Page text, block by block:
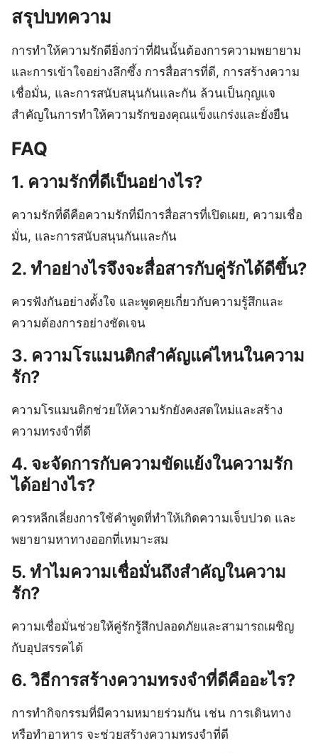
สรุปบทความ
การทำให้ความรักดียิ่งกว่าที่ฝันนั้นต้องการความพยายาม
และการเข้าใจอย่างลึกซึ้ง การสื่อสารที่ดี, การสร้างความ
เชื่อมั่น, และการสนับสนุนกันและกัน ล้วนเป็นกุญแจ
สำคัญในการทำให้ความรักของคุณแข็งแกร่งและยั่งยืน
FAQ
1. ความรักที่ดีเป็นอย่างไร?
ความรักที่ดีคือความรักที่มีการสื่อสารที่เปิดเผย, ความเชื่อ
มั่น, และการสนับสนุนกันและกัน
2. ทำอย่างไรจึงจะสื่อสารกับคู่รักได้ดีขึ้น?
ควรฟังกันอย่างตั้งใจ และพูดคุยเกี่ยวกับความรู้สึกและ
ความต้องการอย่างชัดเจน
3. ความโรแมนติกสำคัญแค่ไหนในความ
รัก?
ความโรแมนติกช่วยให้ความรักยังคงสดใหม่และสร้าง
ความทรงจำที่ดี
4. จะจัดการกับความขัดแย้งในความรัก
ได้อย่างไร?
ควรหลีกเลี่ยงการใช้คำพูดที่ทำให้เกิดความเจ็บปวด และ
พยายามหาทางออกที่เหมาะสม
5. ทำไมความเชื่อมั่นถึงสำคัญในความ
รัก?
ความเชื่อมั่นช่วยให้คู่รักรู้สึกปลอดภัยและสามารถเผชิญ
กับอุปสรรคได้
6. วิธีการสร้างความทรงจำที่ดีคืออะไร?
การทำกิจกรรมที่มีความหมายร่วมกัน เช่น การเดินทาง
หรือทำอาหาร จะช่วยสร้างความทรงจำที่ดี